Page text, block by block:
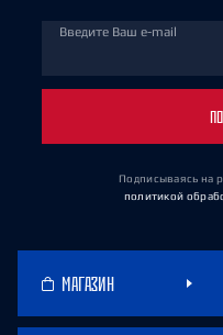
Введите Ваш e-mail
Подписываясь на
политикой
МАГАЗИН